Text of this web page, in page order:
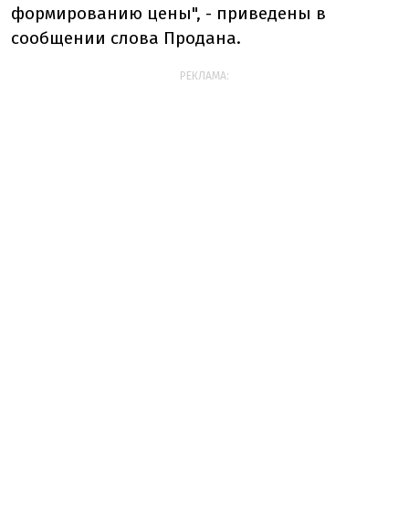
формированию цены", - приведены в
сообщении слова Продана.
РЕКЛАМА: